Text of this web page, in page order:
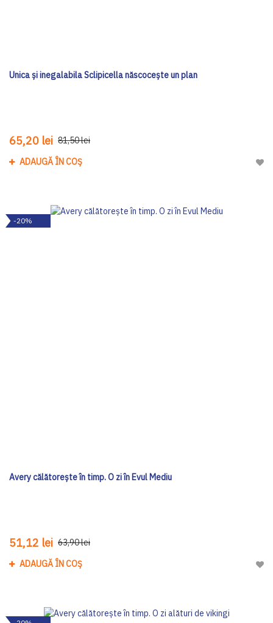
Unica și inegalabila Sclipicella născocește un plan
65,20 lei 81,50 lei
ADAUGĂ ÎN COȘ
-20%
Avery călătorește în timp. O zi în Evul Mediu
51,12 lei 63,90 lei
ADAUGĂ ÎN COȘ